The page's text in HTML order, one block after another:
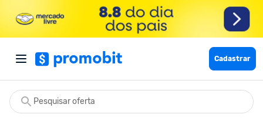
Cadastrar